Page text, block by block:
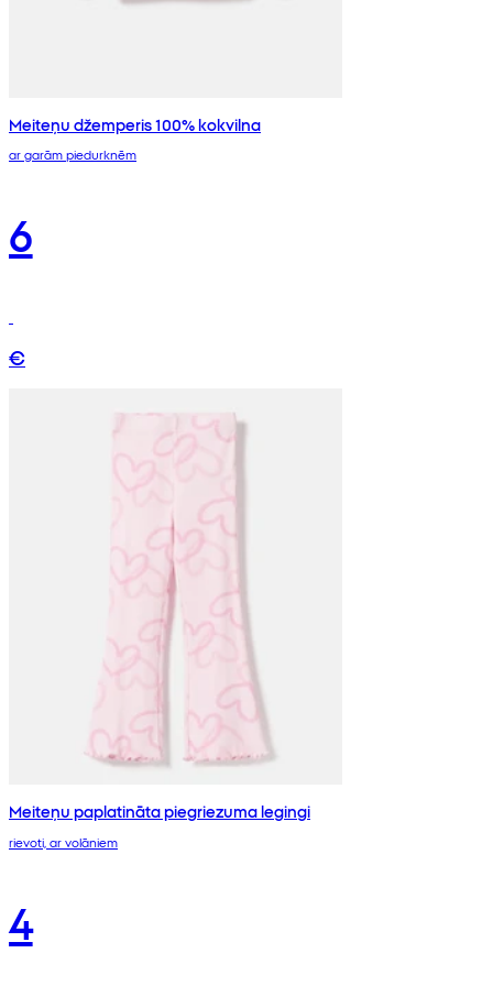
Meiteņu džemperis 100% kokvilna
ar garām piedurknēm
6
€
Meiteņu paplatināta piegriezuma legingi
rievoti, ar volāniem
4